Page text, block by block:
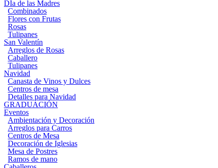
DÍa de las Madres
Combinados
Flores con Frutas
Rosas
Tulipanes
San Valentín
Arreglos de Rosas
Caballero
Tulipanes
Navidad
Canasta de Vinos y Dulces
Centros de mesa
Detalles para Navidad
GRADUACIÓN
Eventos
Ambientación y Decoración
Arreglos para Carros
Centros de Mesa
Decoración de Iglesias
Mesa de Postres
Ramos de mano